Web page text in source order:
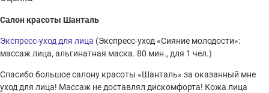
Салон красоты Шанталь
Экспресс-уход для лица (Экспресс-уход «Сияние молодости»:
массаж лица, альгинатная маска. 80 мин., для 1 чел.)
Спасибо большое салону красоты «Шанталь» за оказанный мне
уход для лица! Массаж не доставлял дискомфорта! Кожа лица